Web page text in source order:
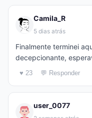
Camila_R
5 dias atrás
Finalmente terminei
decepcionante,
♥ 23 💬 Responder
user_0077